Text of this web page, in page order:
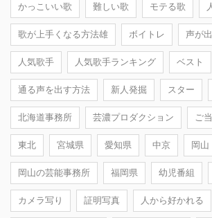
かっこいい歌 難しい歌 モテる歌
歌が上手くなる方法雄 ボイトレ 声が
人気歌手 人気歌手ランキング ベスト
通る声を出す方法 新人発掘 スター
北海道事務所 芸濃プロダクション ご
東北 宮城県 愛知県 中京 岡山
岡山の芸能事務所 福岡県 幼児番組
カメラ写り 証明写真 人から好かれる